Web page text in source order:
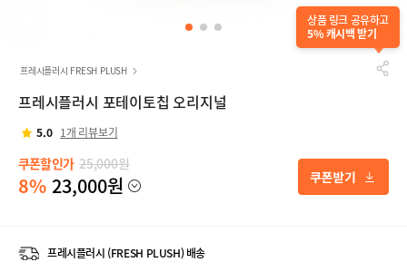
상품 링크 공유하고
5% 캐시백 받기
프레시플러시 FRESH PLUSH
프레시플러시 포테이토칩 오리지널
5.0 1개 리뷰보기
쿠폰할인가 25,000원
8% 23,000원
프레시플러시 (FRESH PLUSH) 배송